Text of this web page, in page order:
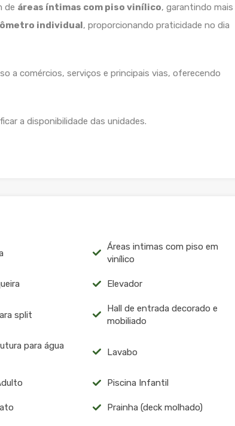
de áreas íntimas com piso vinílico, garantindo mais
individual , proporcionando praticidade no dia
a comércios, serviços e principais vias, oferecendo
a disponibilidade das unidades.
Áreas intimas com piso em
vinílico
Elevador
split
Hall de entrada decorado e
mobiliado
para água
Lavabo
Piscina Infantil
Prainha (deck molhado)